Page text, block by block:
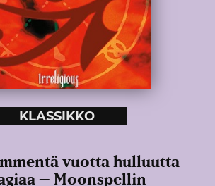
KLASSIKKO
vuotta hulluutta
– Moonspellin